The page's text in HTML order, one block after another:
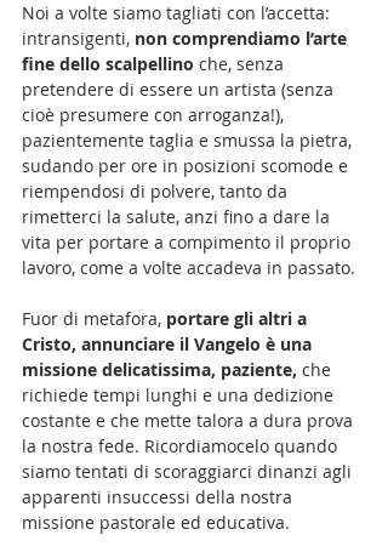
Noi a volte siamo tagliati con l’accetta:
intransigenti, non comprendiamo l’arte
fine dello scalpellino che, senza
pretendere di essere un artista (senza
cioè presumere con arroganza!),
pazientemente taglia e smussa la pietra,
sudando per ore in posizioni scomode e
riempendosi di polvere, tanto da
rimetterci la salute, anzi fino a dare la
vita per portare a compimento il proprio
lavoro, come a volte accadeva in passato.
Fuor di metafora, portare gli altri a
Cristo, annunciare il Vangelo è una
missione delicatissima, paziente, che
richiede tempi lunghi e una dedizione
costante e che mette talora a dura prova
la nostra fede. Ricordiamocelo quando
siamo tentati di scoraggiarci dinanzi agli
apparenti insuccessi della nostra
missione pastorale ed educativa.